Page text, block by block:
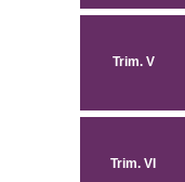
Trim. V
Trim. VI